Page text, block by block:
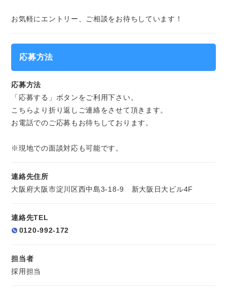
お気軽にエントリー、ご相談をお待ちしています！
応募方法
応募方法
「応募する」ボタンをご利用下さい。
こちらより折り返しご連絡をさせて頂きます。
お電話でのご応募もお待ちしております。
※現地での面談対応も可能です。
連絡先住所
大阪府大阪市淀川区西中島3-18-9 新大阪日大ビル4F
連絡先TEL
0120-992-172
担当者
採用担当